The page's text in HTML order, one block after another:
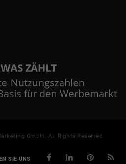
GmbH. All Rights Reserved.
SIE UNS: